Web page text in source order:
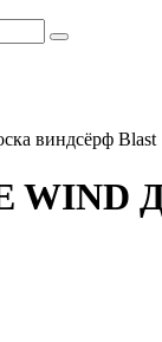
виндсёрф Blast
WIND